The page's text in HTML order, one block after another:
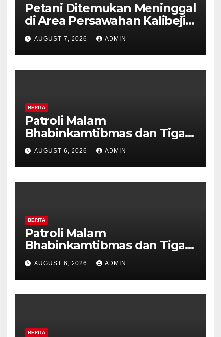
Petani Ditemukan Meninggal
di Area Persawahan Kalibeji,
Polisi Pastikan Tidak Ada
Tanda Kekerasan
AUGUST 7, 2026 ADMIN
BERITA
Patroli Malam
Bhabinkamtibmas dan Tiga
Pilar Kelurahan Ungaran
Perkuat Kamtibmas, Warga
Diajak Aktifkan Ronda
AUGUST 6, 2026 ADMIN
BERITA
Patroli Malam
Bhabinkamtibmas dan Tiga
Pilar Kelurahan Ungaran
Perkuat Kamtibmas, Warga
Diajak Aktifkan Ronda
AUGUST 6, 2026 ADMIN
BERITA